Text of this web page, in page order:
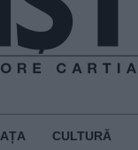
CULTURĂ